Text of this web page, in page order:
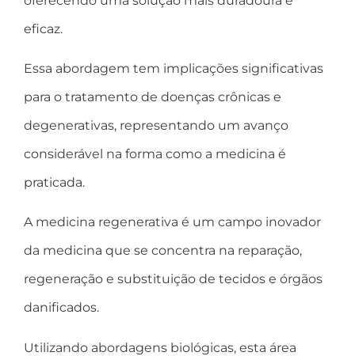
eficaz.
Essa abordagem tem implicações significativas
para o tratamento de doenças crônicas e
degenerativas, representando um avanço
considerável na forma como a medicina é
praticada.
A medicina regenerativa é um campo inovador
da medicina que se concentra na reparação,
regeneração e substituição de tecidos e órgãos
danificados.
Utilizando abordagens biológicas, esta área